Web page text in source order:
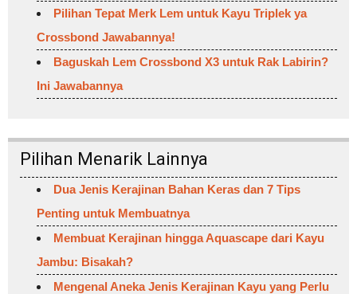
Pilihan Tepat Merk Lem untuk Kayu Triplek ya
Crossbond Jawabannya!
Baguskah Lem Crossbond X3 untuk Rak Labirin?
Ini Jawabannya
Pilihan Menarik Lainnya
Dua Jenis Kerajinan Bahan Keras dan 7 Tips
Penting untuk Membuatnya
Membuat Kerajinan hingga Aquascape dari Kayu
Jambu: Bisakah?
Mengenal Aneka Jenis Kerajinan Kayu yang Perlu